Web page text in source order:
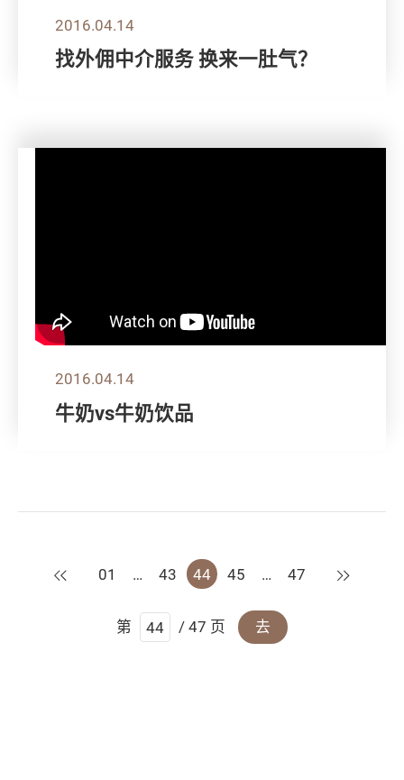
2016.04.14
找外佣中介服务 换来一肚气？
2016.04.14
牛奶vs牛奶饮品
上一页
01 … 43 44 45 … 47 下一页
第 / 47 页 去